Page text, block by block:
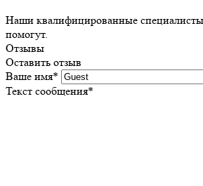
Наши квалифицированные специалисты
помогут.
Отзывы
Оставить отзыв
Ваше имя*
Текст сообщения*